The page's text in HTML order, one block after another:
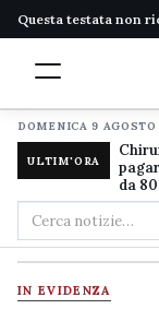
Questa testata non
DOMENICA 9
ULTIM'ORA
da
Cerca
nel
sito
IN EVIDENZA